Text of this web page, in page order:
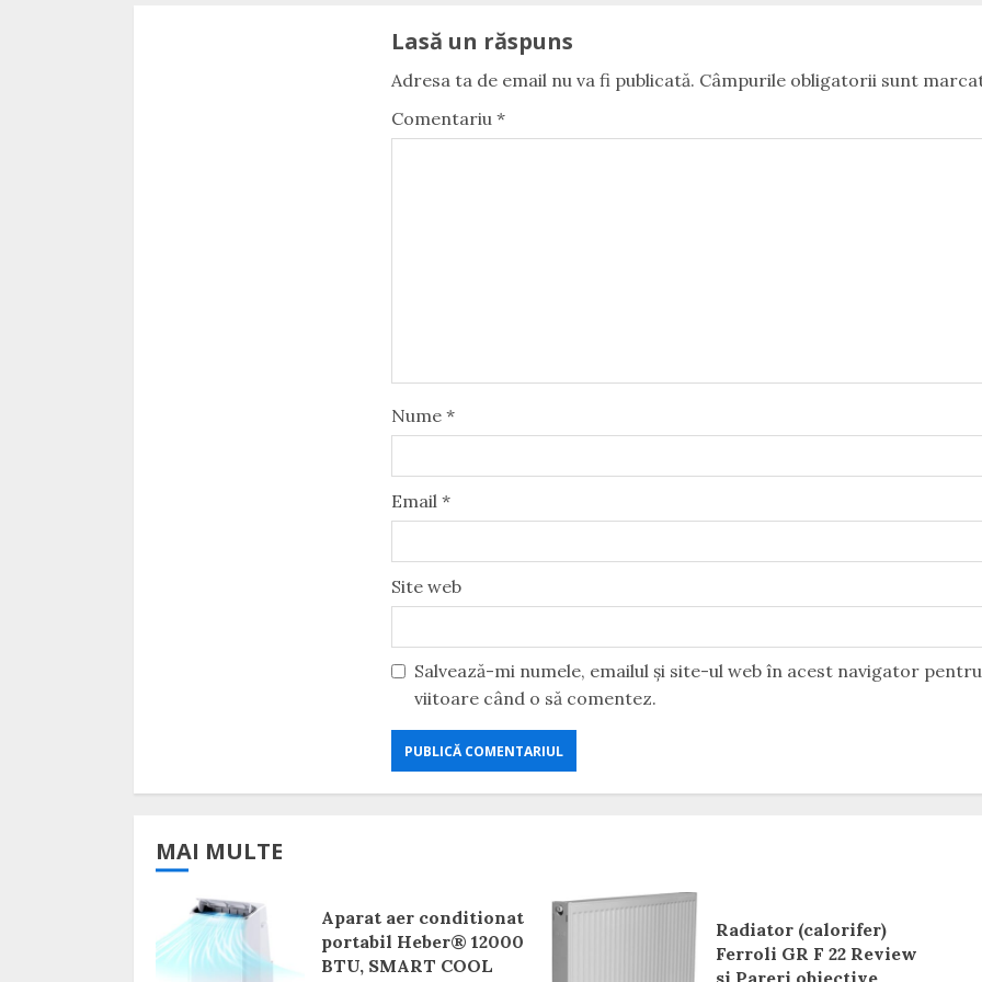
Lasă un răspuns
Adresa ta de email nu va fi publicată. Câmpurile obligatorii sunt
Comentariu *
Nume *
Email *
Site web
Salvează-mi numele, emailul și site-ul web în acest navigator
viitoare când o să comentez.
MAI MULTE
Aparat aer conditionat
portabil Heber® 12000
BTU, SMART COOL
Radiator (calorifer)
Ferroli GR F 22 Review
si Pareri obiective